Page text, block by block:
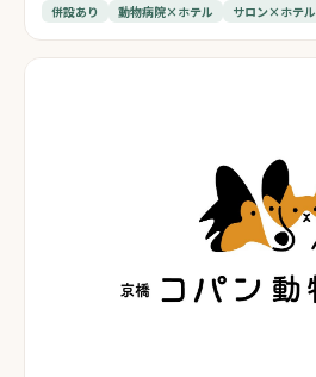
併設あり 動物病院×ホテル サロン×ホテル